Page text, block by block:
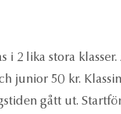
i 2 lika stora
junior 50 kr.
gått ut.